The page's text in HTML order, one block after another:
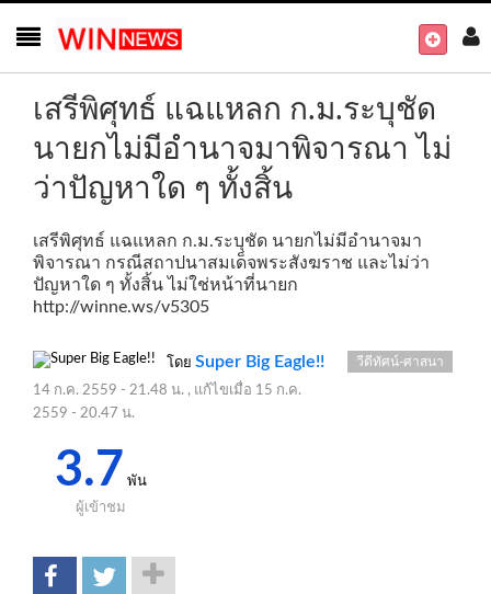
เสรีพิศุทธ์ แฉแหลก ก.ม.ระบุชัด
นายกไม่มีอำนาจมาพิจารณา ไม่
ว่าปัญหาใด ๆ ทั้งสิ้น
เสรีพิศุทธ์ แฉแหลก ก.ม.ระบุชัด นายกไม่มีอำนาจมา
พิจารณา กรณีสถาปนาสมเด็จพระสังฆราช และไม่ว่า
ปัญหาใด ๆ ทั้งสิ้น ไม่ใช่หน้าที่นายก
http://winne.ws/v5305
โดย Super Big Eagle!!
14 ก.ค. 2559 - 21.48 น. , แก้ไขเมื่อ 15 ก.ค.
2559 - 20.47 น.
วีดีทัศน์-ศาสนา
3.7 พัน
ผู้เข้าชม